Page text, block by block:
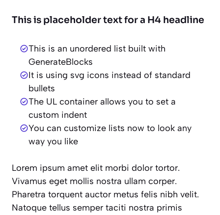
This is placeholder text for a H4 headline
This is an unordered list built with
GenerateBlocks
It is using svg icons instead of standard
bullets
The UL container allows you to set a
custom indent
You can customize lists now to look any
way you like
Lorem ipsum amet elit morbi dolor tortor.
Vivamus eget mollis nostra ullam corper.
Pharetra torquent auctor metus felis nibh velit.
Natoque tellus semper taciti nostra primis